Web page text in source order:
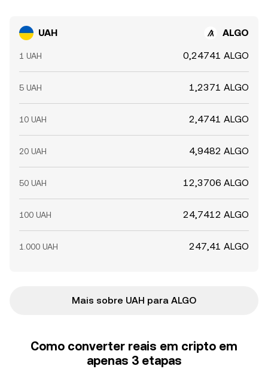
UAH ALGO
1 UAH 0,24741 ALGO
5 UAH 1,2371 ALGO
10 UAH 2,4741 ALGO
20 UAH 4,9482 ALGO
50 UAH 12,3706 ALGO
100 UAH 24,7412 ALGO
1.000 UAH 247,41 ALGO
Mais sobre UAH para ALGO
Como converter reais em cripto em
apenas 3 etapas